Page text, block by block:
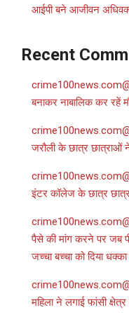
आईपी बने आजीवन
Recent
बनाकर नाबालिक कर रहें
जरौली के छात्र छात्राओं ने
इंटर कॉलेज के छात्र
पैसे की मांग करने पर जब
जच्चा बच्चा को दिया
महिला ने लगाई फांसी